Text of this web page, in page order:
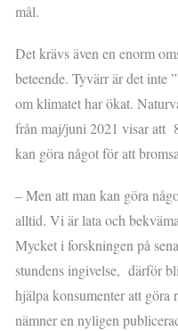
mål.
Det krävs även en enorm
beteende. Tyvärr är det inte
om klimatet har ökat.
från maj/juni 2021 visar att
kan göra något för att
– Men att man kan göra
alltid. Vi är lata och
Mycket i forskningen på
stundens ingivelse, därför
hjälpa konsumenter att
nämner en nyligen